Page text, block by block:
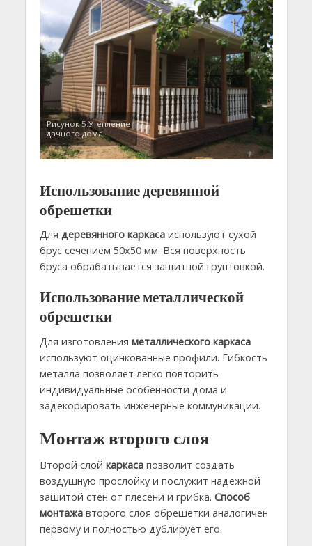
Рисунок 5.Утепление
дачного дома.
Использование деревянной
обрешетки
Для деревянного каркасаиспользуют сухой
брус сечением 50х50 мм. Вся поверхность
бруса обрабатывается защитной грунтовкой.
Использование металлической
обрешетки
Для изготовления металлического каркаса
используют оцинкованные профили. Гибкость
металла позволяет легко повторить
индивидуальные особенности дома и
задекорировать инженерные коммуникации.
Монтаж второго слоя
Второй слой каркасапозволит создать
воздушную прослойку и послужит надежной
зашитой стен от плесени и грибка. Способ
монтажавторого слоя обрешетки аналогичен
первому и полностью дублирует его.